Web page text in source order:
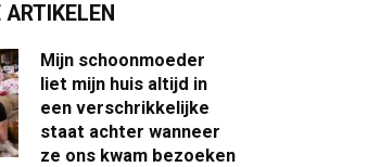
ARTIKELEN
Mijn schoonmoeder
liet mijn huis altijd in
een verschrikkelijke
staat achter wanneer
ze ons kwam bezoeken